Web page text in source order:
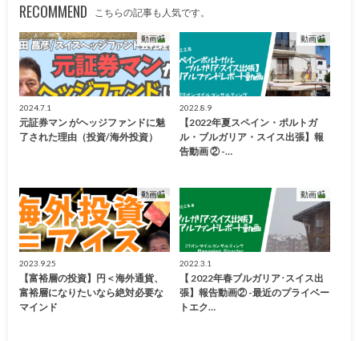
RECOMMEND こちらの記事も人気です。
動画
2024.7.1
元証券マン がヘッジファンドに魅
了された理由（投資/海外投資）
動画
2022.8.9
【2022年夏スペイン・ポルトガ
ル・ブルガリア・スイス出張】報
告動画 ② -…
動画
2023.9.25
【富裕層の投資】円＜海外通貨、
富裕層になりたいなら絶対必要な
マインド
動画
2022.3.1
【 2022年春ブルガリア･スイス出
張】報告動画② -最近のプライベー
トエク…